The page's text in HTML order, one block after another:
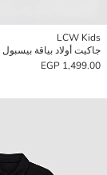
LCW Kids
جاكيت أولاد بياقة بيسبول
1,499.00 EGP